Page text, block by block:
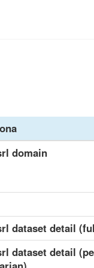
domain
dataset detail
dataset detail